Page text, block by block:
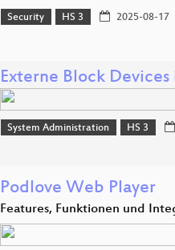
Security HS 3 2025-08-17
Externe Block
System Administration HS 3
Podlove Web Player
Features, Funktionen und